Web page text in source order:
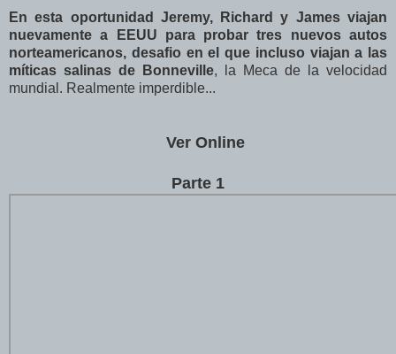
En esta oportunidad Jeremy, Richard y James viajan
nuevamente a EEUU para probar tres nuevos autos
norteamericanos, desafio en el que incluso viajan a las
míticas salinas de Bonneville, la Meca de la velocidad
mundial. Realmente imperdible...
Ver Online
Parte 1